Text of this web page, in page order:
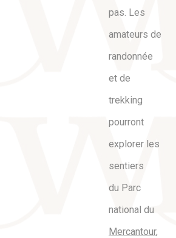
pas. Les
amateurs de
randonnée
et de
trekking
pourront
explorer les
sentiers
du Parc
national du
Mercantour,